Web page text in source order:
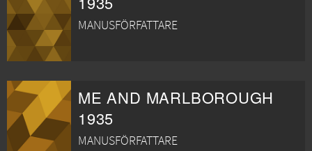
MANUSFÖRFATTARE
ME AND MARLBOROUGH
1935
MANUSFÖRFATTARE